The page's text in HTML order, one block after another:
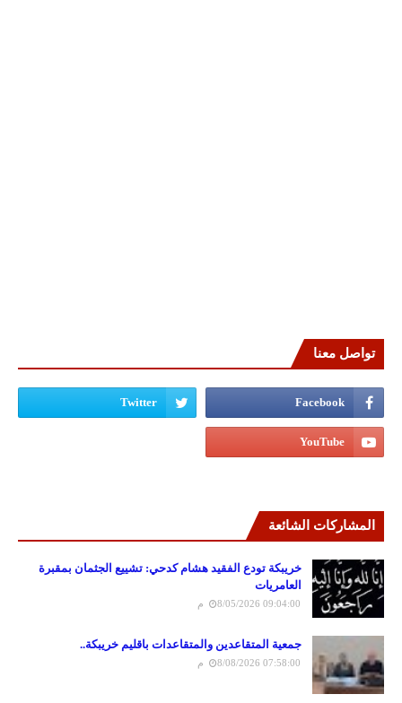
تواصل معنا
المشاركات الشائعة
خريبكة تودع الفقيد هشام كدحي: تشييع الجثمان بمقبرة
العامريات
8/05/2026 09:04:00 م
جمعية المتقاعدين والمتقاعدات باقليم خريبكة..
8/08/2026 07:58:00 م